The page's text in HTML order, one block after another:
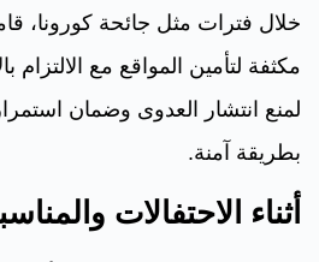
خلال فترات مثل جائحة كورونا،
مكثفة لتأمين المواقع مع الالتزام
لمنع انتشار العدوى وضمان
بطريقة آمنة.
أثناء الاحتفالات